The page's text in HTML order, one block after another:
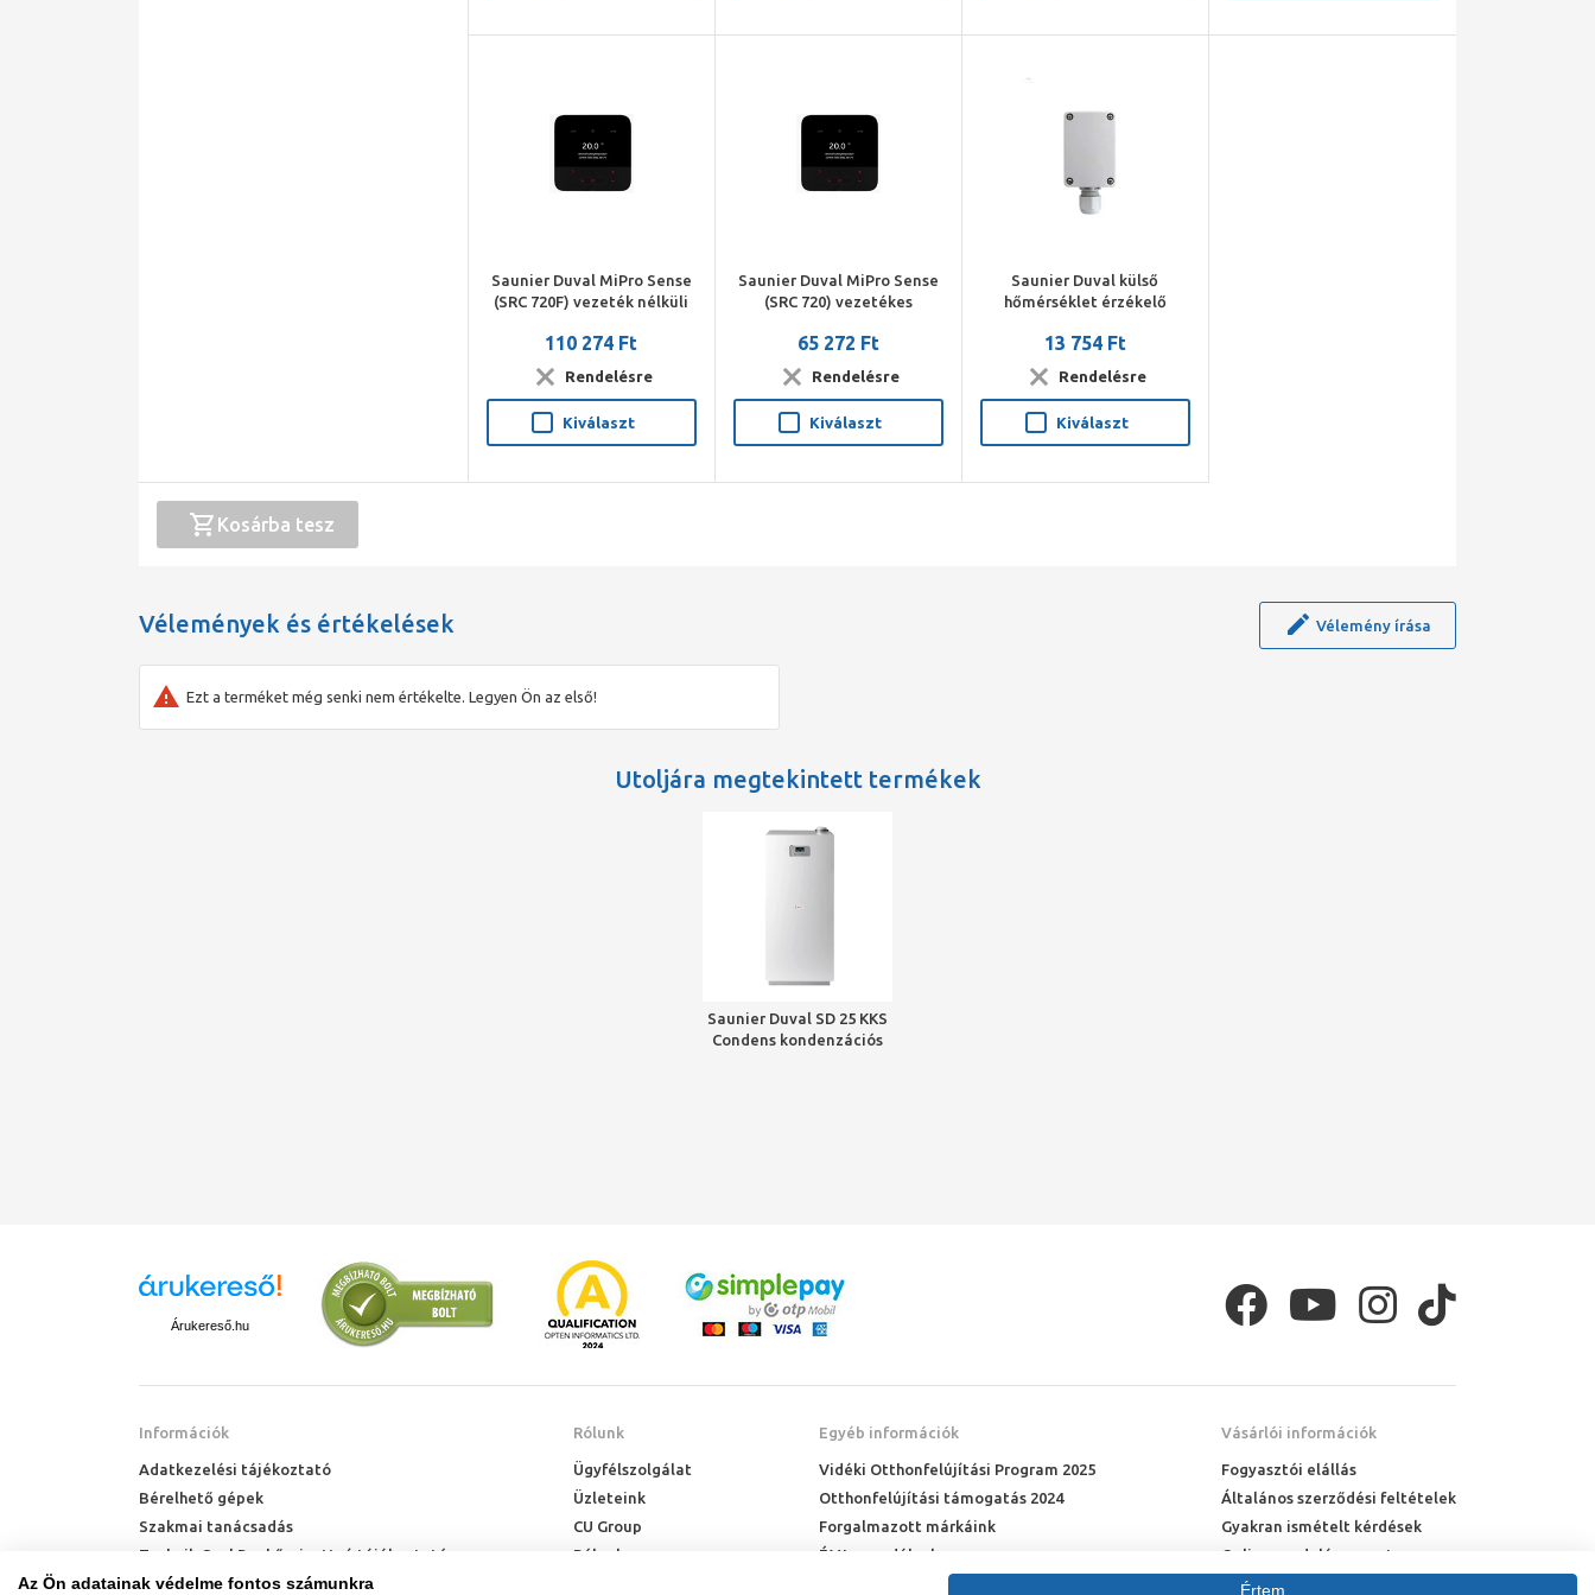
Saunier Duval MiPro Sense
(SRC 720F) vezeték nélküli
110 274 Ft
Rendelésre
Kiválaszt
Saunier Duval MiPro Sense
(SRC 720) vezetékes
65 272 Ft
Rendelésre
Kiválaszt
Saunier Duval külső
hőmérséklet érzékelő
13 754 Ft
Rendelésre
Kiválaszt
Kosárba tesz
Vélemények és értékelések Vélemény írása
Ezt a terméket még senki nem értékelte. Legyen Ön az első!
Utoljára megtekintett termékek
Saunier Duval SD 25 KKS
Condens kondenzációs
Árukereső.hu
Információk
Adatkezelési tájékoztató
Bérelhető gépek
Szakmai tanácsadás
Technik Cool Pro hőszivattyú tájékoztató
Milyen radiátort vegyek?
Rólunk
Ügyfélszolgálat
Üzleteink
CU Group
Rólunk
Egyéb információk
Vidéki Otthonfelújítási Program 2025
Otthonfelújítási támogatás 2024
Forgalmazott márkáink
ÉMI engedélyek
Vásárlói információk
Fogyasztói elállás
Általános szerződési feltételek
Gyakran ismételt kérdések
Online rendelés menete
Fizetési feltételek
Az Ön adatainak védelme fontos számunkra Értem